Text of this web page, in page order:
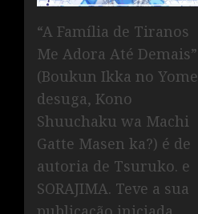
“A Família de Tiranos
Me Adora Até Demais”
(Boukun Ikka no Yome
desuga, Kono
Shuuchaku wa Machi
Gatte Masen ka?) é de
autoria de Tsuruko. e
SORAJIMA. Teve a sua